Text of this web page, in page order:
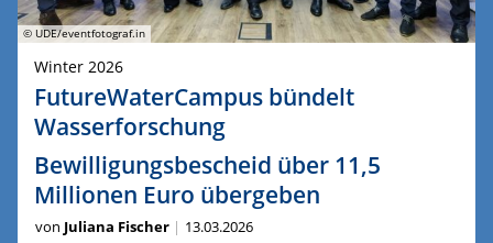
© UDE/eventfotograf.in
Winter 2026
FutureWaterCampus bündelt
Wasserforschung
Bewilligungsbescheid über 11,5
Millionen Euro übergeben
von Juliana Fischer 13.03.2026